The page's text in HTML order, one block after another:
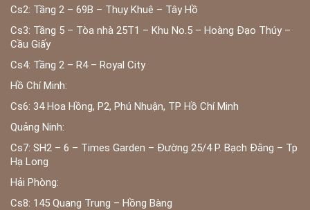
Cs2: Tầng 2 – 69B – Thụy Khuê – Tây Hồ
Cs3: Tầng 5 – Tòa nhà 25T1 – Khu No.5 – Hoàng Đạo Thúy –
Cầu Giấy
Cs4: Tầng 2 – R4 – Royal City
Hồ Chí Minh:
Cs6: 34 Hoa Hồng, P2, Phú Nhuận, TP Hồ Chí Minh
Quảng Ninh:
Cs7: SH2 – 6 – Times Garden – Đường 25/4 P. Bạch Đằng – Tp
Hạ Long
Hải Phòng:
Cs8: 145 Quang Trung – Hồng Bàng